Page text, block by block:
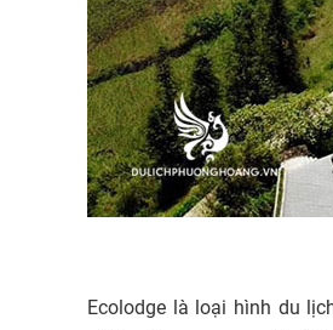
Ecolodge là loại hình du